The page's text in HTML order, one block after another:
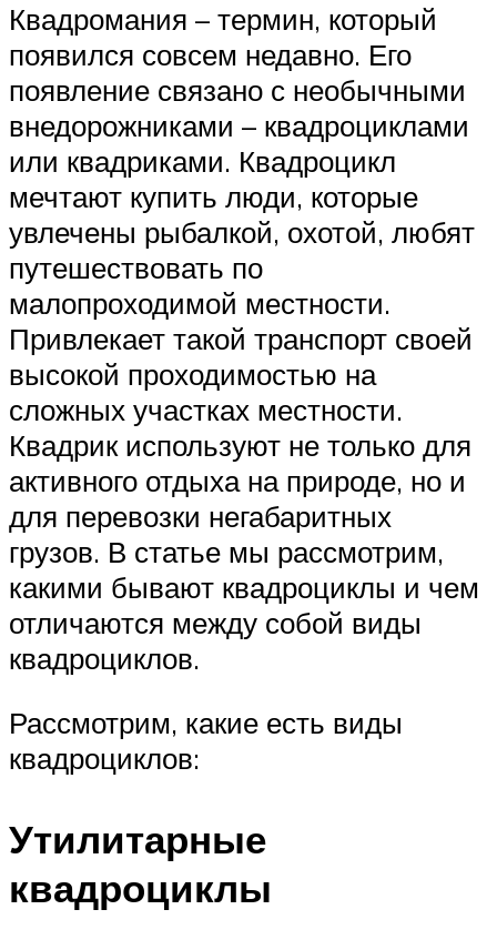
Квадромания – термин, который
появился совсем недавно. Его
появление связано с необычными
внедорожниками – квадроциклами
или квадриками. Квадроцикл
мечтают купить люди, которые
увлечены рыбалкой, охотой, любят
путешествовать по
малопроходимой местности.
Привлекает такой транспорт своей
высокой проходимостью на
сложных участках местности.
Квадрик используют не только для
активного отдыха на природе, но и
для перевозки негабаритных
грузов. В статье мы рассмотрим,
какими бывают квадроциклы и чем
отличаются между собой виды
квадроциклов.
Рассмотрим, какие есть виды
квадроциклов:
Утилитарные
квадроциклы